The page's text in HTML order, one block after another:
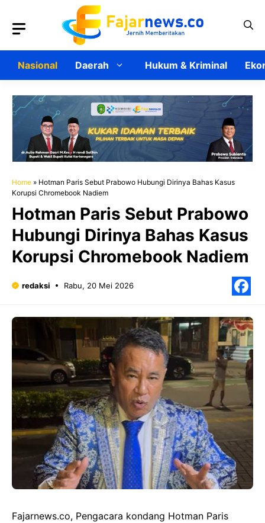
Nasional Daerah Hukum & Kriminal
Home » Hotman Paris Sebut Prabowo Hubungi Dirinya Bahas Kasus
Korupsi Chromebook Nadiem
Hotman Paris Sebut Prabowo
Hubungi Dirinya Bahas Kasus
Korupsi Chromebook Nadiem
redaksi Rabu, 20 Mei 2026
Fajarnews.co, Pengacara kondang Hotman Paris